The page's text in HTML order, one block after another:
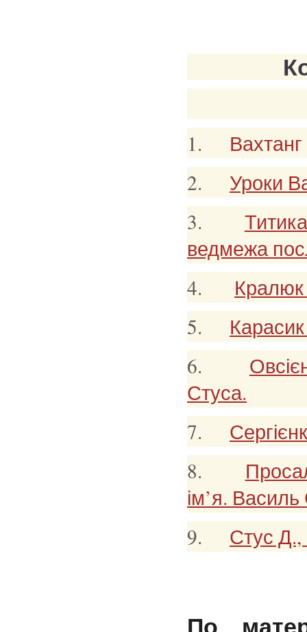
1.
2. Уроки
3.
ведмежа
4.
5.
6.
Стуса.
7.
8.
ім’я.
9. Стус
По